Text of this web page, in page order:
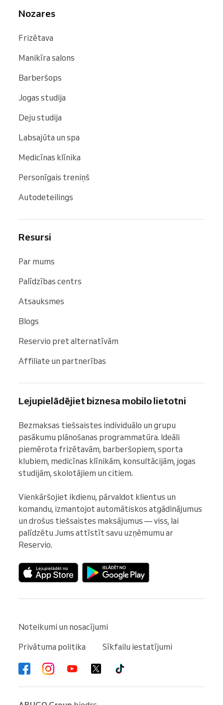
Nozares
Frizētava
Manikīra salons
Barberšops
Jogas studija
Deju studija
Labsajūta un spa
Medicīnas klīnika
Personīgais treniņš
Autodeteilings
Resursi
Par mums
Palīdzības centrs
Atsauksmes
Blogs
Reservio pret alternatīvām
Affiliate un partnerības
Lejupielādējiet biznesa mobilo lietotni
Bezmaksas tiešsaistes individuālo un grupu
pasākumu plānošanas programmatūra. Ideāli
piemērota frizētavām, barberšopiem, sporta
klubiem, medicīnas klīnikām, konsultācijām, jogas
studijām, skolotājiem un citiem.
Vienkāršojiet ikdienu, pārvaldot klientus un
komandu, izmantojot automātiskos atgādinājumus
un drošus tiešsaistes maksājumus — viss, lai
palīdzētu Jums attīstīt savu uzņēmumu ar
Reservio.
Noteikumi un nosacījumi
Privātuma politika
Sīkfailu iestatījumi